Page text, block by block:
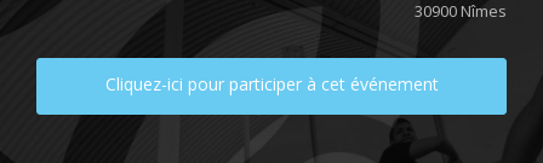
30900 Nîmes
Cliquez-ici pour participer à cet événement